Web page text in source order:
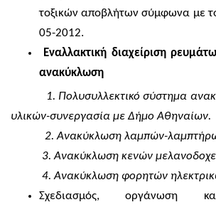
τοξικών αποβλήτων σύμφωνα με
05-2012.
Εναλλακτική διαχείριση
ανακύκλωση
1. Πολυσυλλεκτικό σύστημα
υλικών-συνεργασία με Δήμο Αθηναίων.
2. Ανακύκλωση λαμπών-
3. Ανακύκλωση κενών
4. Ανακύκλωση φορητών
Σχεδιασμός, οργάνωση